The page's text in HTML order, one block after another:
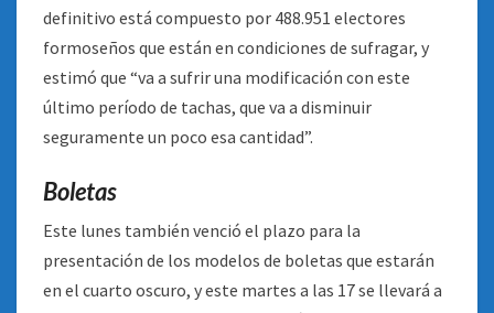
definitivo está compuesto por 488.951 electores
formoseños que están en condiciones de sufragar, y
estimó que “va a sufrir una modificación con este
último período de tachas, que va a disminuir
seguramente un poco esa cantidad”.
Boletas
Este lunes también venció el plazo para la
presentación de los modelos de boletas que estarán
en el cuarto oscuro, y este martes a las 17 se llevará a